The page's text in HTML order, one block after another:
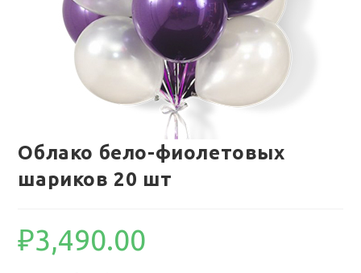
Облако бело-фиолетовых
шариков 20 шт
₽3,490.00